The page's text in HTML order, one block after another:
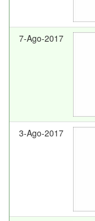
7-Ago-2017
3-Ago-2017